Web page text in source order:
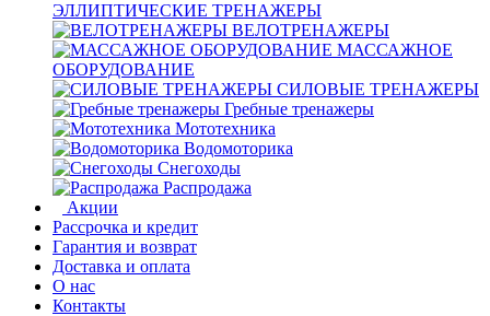
ЭЛЛИПТИЧЕСКИЕ ТРЕНАЖЕРЫ
ВЕЛОТРЕНАЖЕРЫ
МАССАЖНОЕ
ОБОРУДОВАНИЕ
СИЛОВЫЕ ТРЕНАЖЕРЫ
Гребные тренажеры
Мототехника
Водомоторика
Снегоходы
Распродажа
Акции
Рассрочка и кредит
Гарантия и возврат
Доставка и оплата
О нас
Контакты